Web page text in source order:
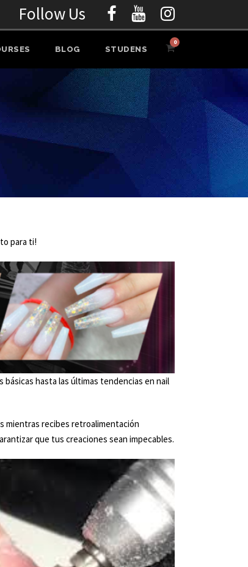
Follow Us
BLOG STUDENS
0
para ti!
hasta las últimas tendencias en nail
mientras recibes retroalimentación
que tus creaciones sean impecables.